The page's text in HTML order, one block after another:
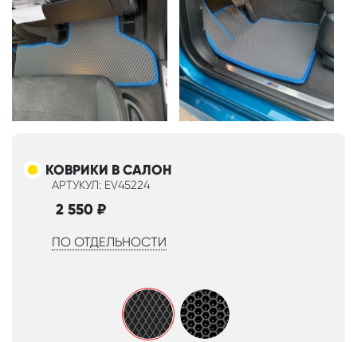
КОВРИКИ В САЛОН
АРТУКУЛ: EV45224
2 550 ₽
ПО ОТДЕЛЬНОСТИ